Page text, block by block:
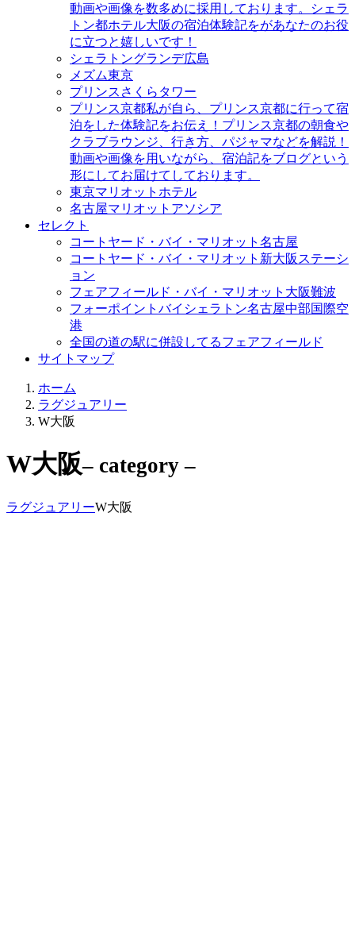
動画や画像を数多めに採用しております。シェラ
トン都ホテル大阪の宿泊体験記をがあなたのお役
に立つと嬉しいです！
シェラトングランデ広島
メズム東京
プリンスさくらタワー
プリンス京都私が自ら、プリンス京都に行って宿
泊をした体験記をお伝え！プリンス京都の朝食や
クラブラウンジ、行き方、パジャマなどを解説！
動画や画像を用いながら、宿泊記をブログという
形にしてお届けてしております。
東京マリオットホテル
名古屋マリオットアソシア
セレクト
コートヤード・バイ・マリオット名古屋
コートヤード・バイ・マリオット新大阪ステーシ
ョン
フェアフィールド・バイ・マリオット大阪難波
フォーポイントバイシェラトン名古屋中部国際空
港
全国の道の駅に併設してるフェアフィールド
サイトマップ
ホーム
ラグジュアリー
W大阪
W大阪– category –
ラグジュアリーW大阪